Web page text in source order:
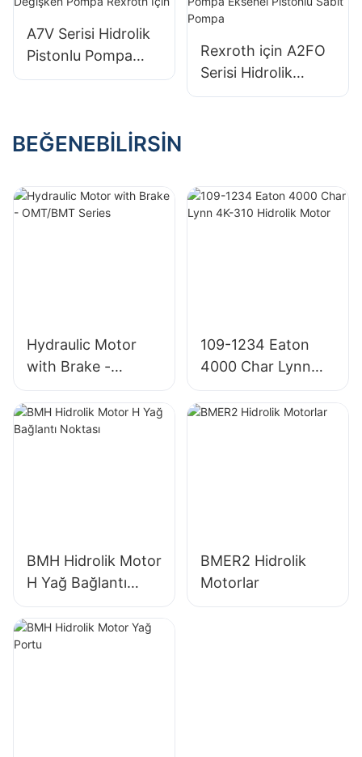
A7V Serisi Hidrolik
Pistonlu Pompa
Eksenel Pistonlu
Rexroth için A2FO
Serisi Hidrolik
Pompa Pistonlu
BEĞENEBILIRSIN
Hydraulic Motor
with Brake -
OMT/BMT Series
109-1234 Eaton
4000 Char Lynn
4K-310 Hidrolik
Motor
BMH Hidrolik Motor
H Yağ Bağlantı
Noktası
BMER2 Hidrolik
Motorlar